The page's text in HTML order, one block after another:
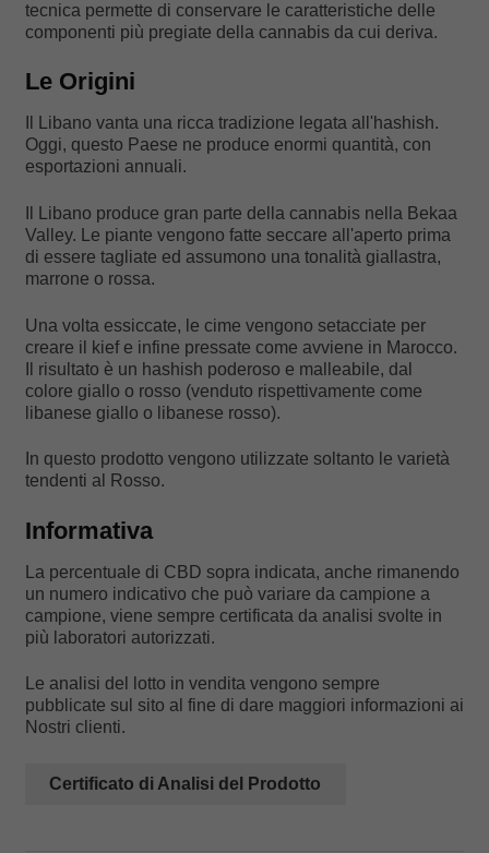
tecnica permette di conservare le caratteristiche delle
componenti più pregiate della cannabis da cui deriva.
Le Origini
Il Libano vanta una ricca tradizione legata all'hashish.
Oggi, questo Paese ne produce enormi quantità, con
esportazioni annuali.
Il Libano produce gran parte della cannabis nella Bekaa
Valley. Le piante vengono fatte seccare all'aperto prima
di essere tagliate ed assumono una tonalità giallastra,
marrone o rossa.
Una volta essiccate, le cime vengono setacciate per
creare il kief e infine pressate come avviene in Marocco.
Il risultato è un hashish poderoso e malleabile, dal
colore giallo o rosso (venduto rispettivamente come
libanese giallo o libanese rosso).
In questo prodotto vengono utilizzate soltanto le varietà
tendenti al Rosso.
Informativa
La percentuale di CBD sopra indicata, anche rimanendo
un numero indicativo che può variare da campione a
campione, viene sempre certificata da analisi svolte in
più laboratori autorizzati.
Le analisi del lotto in vendita vengono sempre
pubblicate sul sito al fine di dare maggiori informazioni ai
Nostri clienti.
Certificato di Analisi del Prodotto